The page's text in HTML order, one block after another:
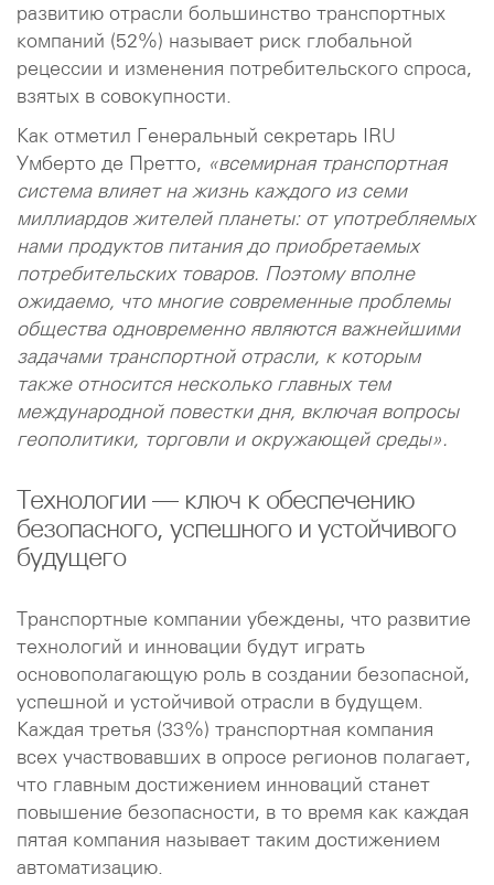
развитию отрасли большинство транспортных
компаний (52%) называет риск глобальной
рецессии и изменения потребительского спроса,
взятых в совокупности.
Как отметил Генеральный секретарь IRU
Умберто де Претто, «всемирная транспортная
система влияет на жизнь каждого из семи
миллиардов жителей планеты: от употребляемых
нами продуктов питания до приобретаемых
потребительских товаров. Поэтому вполне
ожидаемо, что многие современные проблемы
общества одновременно являются важнейшими
задачами транспортной отрасли, к которым
также относится несколько главных тем
международной повестки дня, включая вопросы
геополитики, торговли и окружающей среды».
Технологии — ключ к обеспечению
безопасного, успешного и устойчивого
будущего
Транспортные компании убеждены, что развитие
технологий и инновации будут играть
основополагающую роль в создании безопасной,
успешной и устойчивой отрасли в будущем.
Каждая третья (33%) транспортная компания
всех участвовавших в опросе регионов полагает,
что главным достижением инноваций станет
повышение безопасности, в то время как каждая
пятая компания называет таким достижением
автоматизацию.